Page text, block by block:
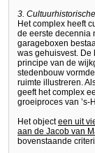
3.
Het complex heeft
de eerste decennia
garageboxen
was gehuisvest.
principe van de
stedenbouw
ruimte illustreren.
geeft het complex
groeiproces van ’s-
Het objecteen uit
aan de Jacob van
bovenstaande